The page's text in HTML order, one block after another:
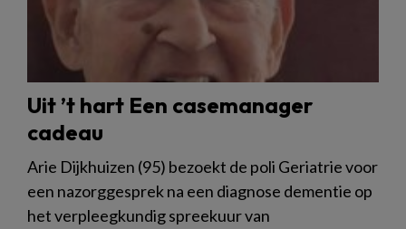
Uit ’t hart Een casemanager
cadeau
Arie Dijkhuizen (95) bezoekt de poli Geriatrie voor
een nazorggesprek na een diagnose dementie op
het verpleegkundig spreekuur van